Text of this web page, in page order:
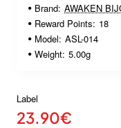
Brand: AWAKEN
Reward Points: 18
Model: ASL-014
Weight: 5.00g
Label
23.90€